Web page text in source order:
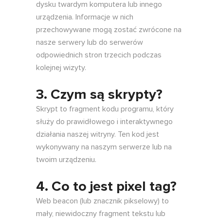
dysku twardym komputera lub innego
urządzenia. Informacje w nich
przechowywane mogą zostać zwrócone na
nasze serwery lub do serwerów
odpowiednich stron trzecich podczas
kolejnej wizyty.
3. Czym są skrypty?
Skrypt to fragment kodu programu, który
służy do prawidłowego i interaktywnego
działania naszej witryny. Ten kod jest
wykonywany na naszym serwerze lub na
twoim urządzeniu.
4. Co to jest pixel tag?
Web beacon (lub znacznik pikselowy) to
mały, niewidoczny fragment tekstu lub